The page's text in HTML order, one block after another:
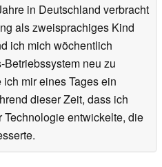
in Deutschland verbracht
als zweisprachiges Kind
ich mich wöchentlich
neu zu
mir eines Tages ein
dieser Zeit, dass ich
entwickelte, die